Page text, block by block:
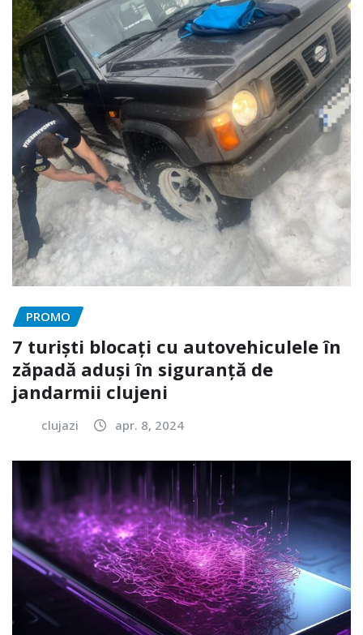
PROMO
7 turiști blocați cu autovehiculele în
zăpadă aduși în siguranță de
jandarmii clujeni
clujazi apr. 8, 2024